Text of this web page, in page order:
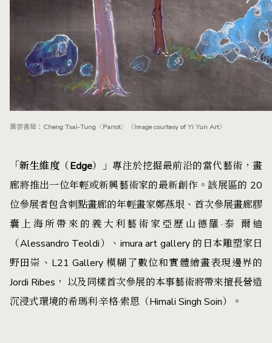
異雲書屋：Cheng Tsai-Tung〈Parrot〉（Image courtesy of Yi Yun Art）
「新生維度（Edge）」專注於挖掘最前沿的當代藝術，畫
廊將推出一位年輕或新興藝術家的最新創作。該展區的 20
位參展者包含刺點畫廊的年輕畫家鄭燕垠、首次參展畫廊膠
囊上海所帶來的義大利藝術家亞歷山德羅·泰 爾迪
（Alessandro Teoldi）、imura art gallery 的日本雕塑家日
野田崇、L21 Gallery 模糊了數位和實體繪畫表現邊界的
Jordi Ribes， 以及同樣首次參展的本事藝術將帶來擅長營造
沉浸式環境的希瑪利·辛格·索恩（Himali Singh Soin）。